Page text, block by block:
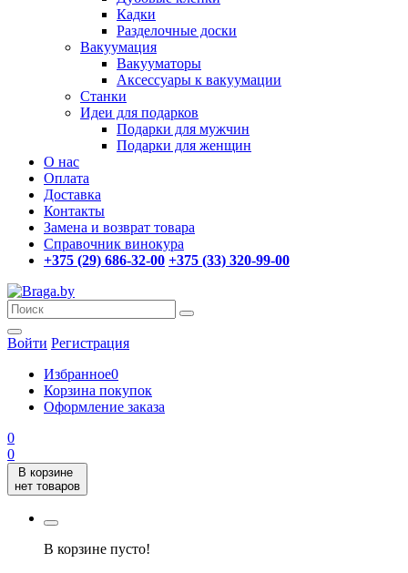
Кадки
Разделочные доски
Вакуумация
Вакууматоры
Аксессуары к вакуумации
Станки
Идеи для подарков
Подарки для мужчин
Подарки для женщин
О нас
Оплата
Доставка
Контакты
Замена и возврат товара
Справочник винокура
+375 (29) 686-32-00 +375 (33) 320-99-00
Войти Регистрация
Избранное0
Корзина покупок
Оформление заказа
0
0
В корзине
нет товаров
В корзине пусто!